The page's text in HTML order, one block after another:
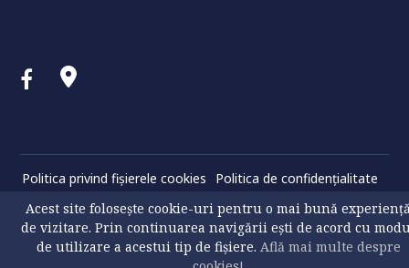
Politica privind fișierele cookies Politica de confidenţialitate
Acest site folosește cookie-uri pentru o mai bună
de vizitare. Prin continuarea navigării ești de acord cu
de utilizare a acestui tip de fișiere. Află mai multe despre